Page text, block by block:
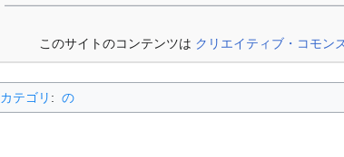
このサイトのコンテンツは クリエイティブ・コモン
カテゴリ : の